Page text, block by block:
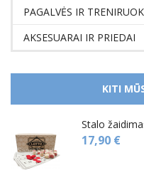
PAGALVĖS IR
AKSESUARAI IR PRIEDAI
KITI
Stalo
17,90 €